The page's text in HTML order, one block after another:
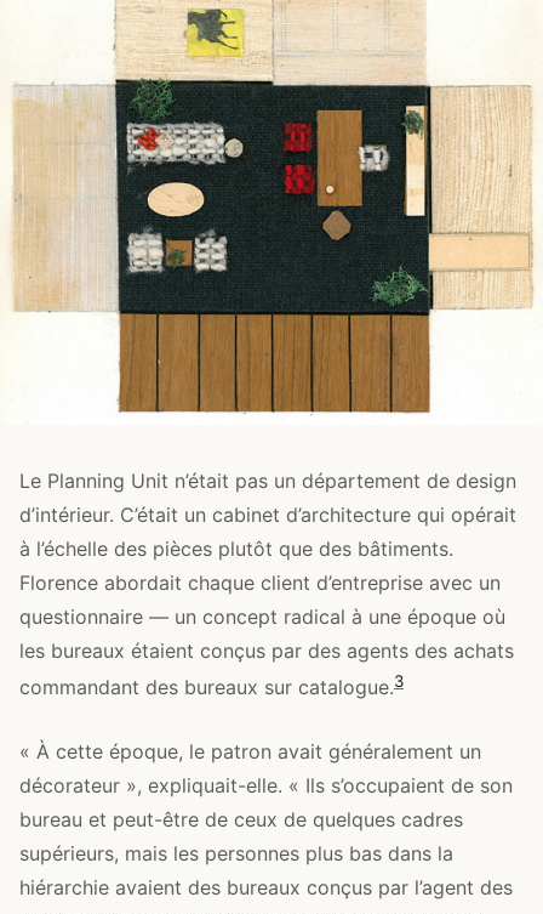
Le Planning Unit n’était pas un département de design
d’intérieur. C’était un cabinet d’architecture qui opérait
à l’échelle des pièces plutôt que des bâtiments.
Florence abordait chaque client d’entreprise avec un
questionnaire — un concept radical à une époque où
les bureaux étaient conçus par des agents des achats
commandant des bureaux sur catalogue.3
« À cette époque, le patron avait généralement un
décorateur », expliquait-elle. « Ils s’occupaient de son
bureau et peut-être de ceux de quelques cadres
supérieurs, mais les personnes plus bas dans la
hiérarchie avaient des bureaux conçus par l’agent des